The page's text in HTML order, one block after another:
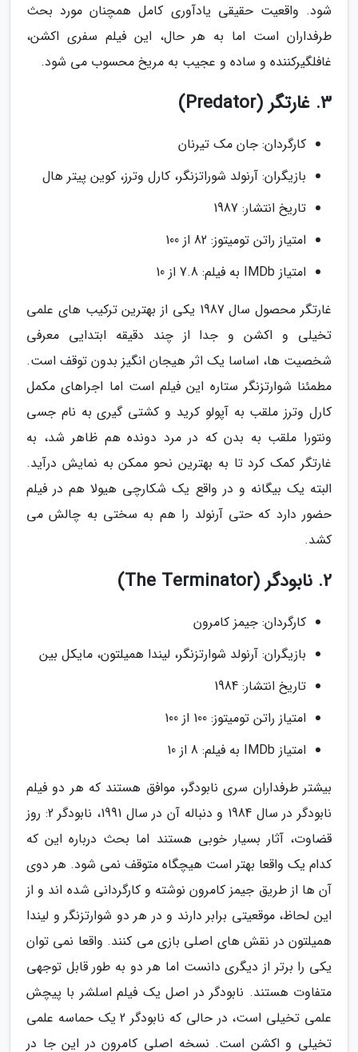
شود. واقعیت حقیقی یادآوری کامل همچنان مورد بحث
طرفداران است اما به هر حال، این فیلم سفری اکشن،
غافلگیرکننده و ساده و عجیب به مریخ محسوب می شود.
3. غارتگر (Predator)
کارگردان: جان مک تیرنان
بازیگران: آرنولد شوراتزنگر، کارل وترز، کوین پیتر هال
تاریخ انتشار: 1987
امتیاز راتن تومیتوز: 82 از 100
امتیاز IMDb به فیلم: 7.8 از 10
غارتگر محصول سال 1987 یکی از بهترین ترکیب های علمی
تخیلی و اکشن و جدا از چند دقیقه ابتدایی معرفی
شخصیت ها، اساسا یک اثر هیجان انگیز بدون توقف است.
مطمئنا شوارتزنگر ستاره این فیلم است اما اجراهای مکمل
کارل وترز ملقب به آپولو کرید و کشتی گیری به نام جسی
ونتورا ملقب به بدن که در مرد دونده هم ظاهر شد، به
غارتگر کمک کرد تا به بهترین نحو ممکن به نمایش درآید.
البته یک بیگانه و در واقع یک شکارچی هیولا هم در فیلم
حضور دارد که حتی آرنولد را هم به سختی به چالش می
کشد.
2. نابودگر (The Terminator)
کارگردان: جیمز کامرون
بازیگران: آرنولد شوارتزنگر، لیندا همیلتون، مایکل بین
تاریخ انتشار: 1984
امتیاز راتن تومیتوز: 100 از 100
امتیاز IMDb به فیلم: 8 از 10
بیشتر طرفداران سری نابودگر، موافق هستند که هر دو فیلم
نابودگر در سال 1984 و دنباله آن در سال 1991، نابودگر 2: روز
قضاوت، آثار بسیار خوبی هستند اما بحث درباره این که
کدام یک واقعا بهتر است هیچگاه متوقف نمی شود. هر دوی
آن ها از طریق جیمز کامرون نوشته و کارگردانی شده اند و از
این لحاظ، موقعیتی برابر دارند و در هر دو شوارتزنگر و لیندا
همیلتون در نقش های اصلی بازی می کنند. واقعا نمی توان
یکی را برتر از دیگری دانست اما هر دو به طور قابل توجهی
متفاوت هستند. نابودگر در اصل یک فیلم اسلشر با پیچش
علمی تخیلی است، در حالی که نابودگر 2 یک حماسه علمی
تخیلی و اکشن است. نسخه اصلی کامرون در این جا در